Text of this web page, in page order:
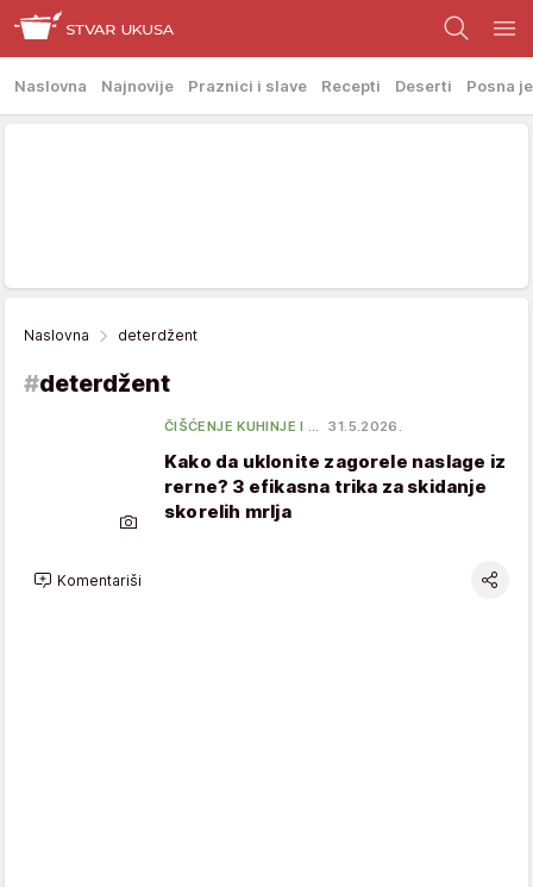
Naslovna Najnovije Praznici i slave Recepti Deserti Posna
Naslovna deterdžent
#deterdžent
ČIŠĆENJE KUHINJE I … 31.5.2026.
Kako da uklonite zagorele naslage iz
rerne? 3 efikasna trika za skidanje
skorelih mrlja
Komentariši